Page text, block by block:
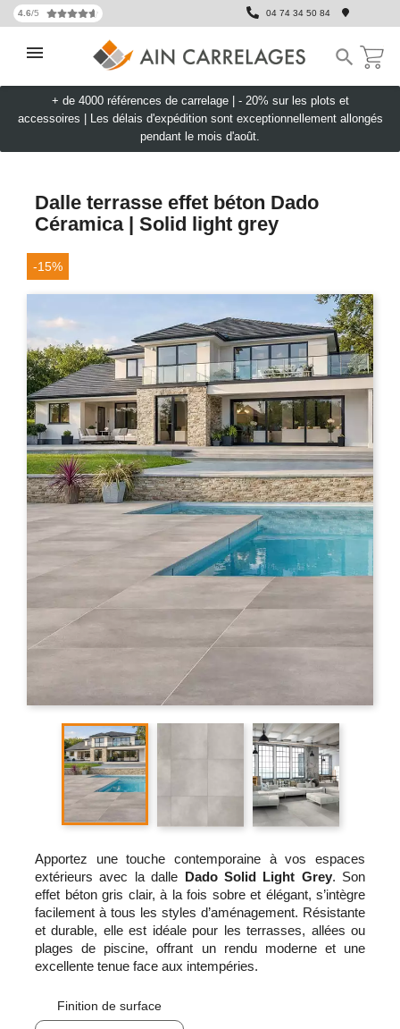
4.6/5 04 74 34 50 84

+ de 4000 références de carrelage | - 20% sur les plots et
accessoires
Les délais d'expédition sont exceptionnellement allongés
pendant le mois d'août.
Dalle terrasse effet béton Dado
Céramica | Solid light grey
-15%
Apportez une touche contemporaine à vos espaces
extérieurs avec la dalle Dado Solid Light Grey. Son
effet béton gris clair, à la fois sobre et élégant, s’intègre
facilement à tous les styles d’aménagement. Résistante
et durable, elle est idéale pour les terrasses, allées ou
plages de piscine, offrant un rendu moderne et une
excellente tenue face aux intempéries.
Finition de surface